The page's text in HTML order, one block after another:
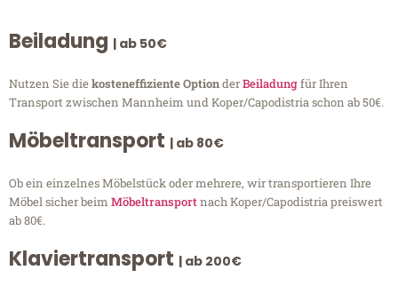
Beiladung | ab 50€
Nutzen Sie diekosteneffiziente OptionderBeiladungfür Ihren
Transport zwischen Mannheim und Koper/Capodistria schon ab 50€.
Möbeltransport | ab 80€
Ob ein einzelnes Möbelstück oder mehrere, wir transportieren Ihre
Möbel sicher beim Möbeltransportnach Koper/Capodistria preiswert
ab 80€.
Klaviertransport | ab 200€